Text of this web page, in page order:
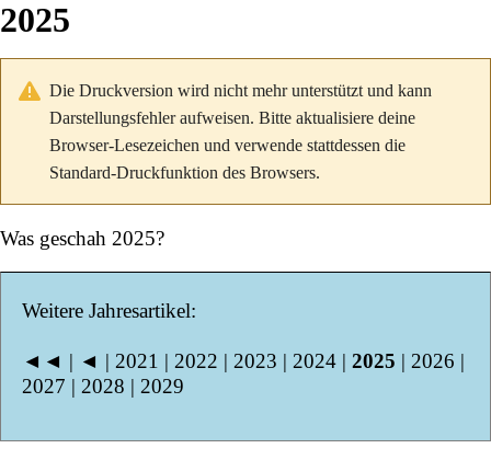
2025
Die Druckversion wird nicht mehr unterstützt und kann
Darstellungsfehler aufweisen. Bitte aktualisiere deine
Browser-Lesezeichen und verwende stattdessen die
Standard-Druckfunktion des Browsers.
Was geschah 2025?
Weitere Jahresartikel:
◄◄ | ◄ | 2021 | 2022 | 2023 | 2024 |2025 | 2026 |
2027 | 2028 | 2029